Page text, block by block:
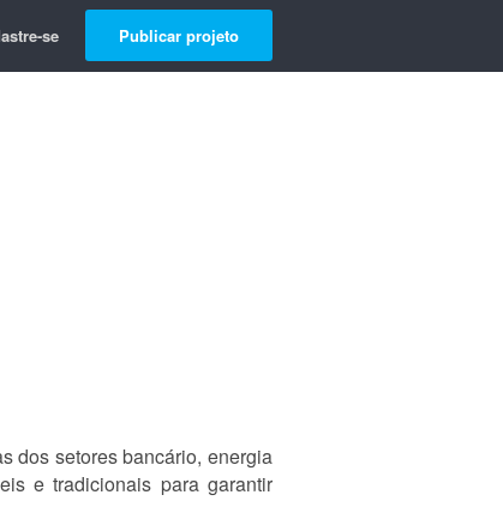
se Publicar projeto
dos setores bancário, energia
e tradicionais para garantir